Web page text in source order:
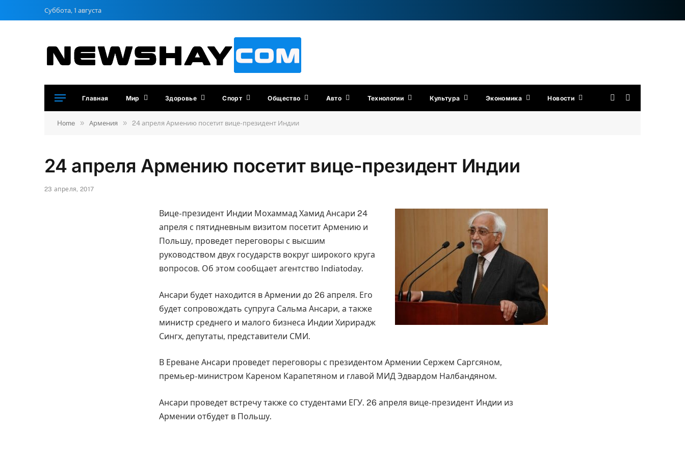
Суббота, 1 августа
Главная Мир Здоровье Спорт Общество Авто Технологии Культура Экономика Новости
Home » Армения » 24 апреля Армению посетит вице-президент Индии
24 апреля Армению посетит вице-президент Индии
23 апреля, 2017
Вице-президент Индии Мохаммад Хамид Ансари 24
апреля с пятидневным визитом посетит Армению и
Польшу, проведет переговоры с высшим
руководством двух государств вокруг широкого круга
вопросов. Об этом сообщает агентство Indiatoday.
Ансари будет находится в Армении до 26 апреля. Его
будет сопровождать супруга Сальма Ансари, а также
министр среднего и малого бизнеса Индии Хирирадж
Сингх, депутаты, представители СМИ.
В Ереване Ансари проведет переговоры с президентом Армении Сержем Саргсяном,
премьер-министром Кареном Карапетяном и главой МИД Эдвардом Налбандяном.
Ансари проведет встречу также со студентами ЕГУ. 26 апреля вице-президент Индии из
Армении отбудет в Польшу.